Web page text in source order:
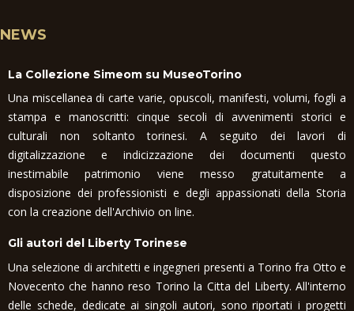
NEWS
La Collezione Simeom su MuseoTorino
Una miscellanea di carte varie, opuscoli, manifesti, volumi, fogli a
stampa e manoscritti: cinque secoli di avvenimenti storici e
culturali non soltanto torinesi. A seguito dei lavori di
digitalizzazione e indicizzazione dei documenti questo
inestimabile patrimonio viene messo gratuitamente a
disposizione dei professionisti e degli appassionati della Storia
con la creazione dell'Archivio on line.
Gli autori del Liberty Torinese
Una selezione di architetti e ingegneri presenti a Torino fra Otto e
Novecento che hanno reso Torino la Citta del Liberty. All'interno
delle schede, dedicate ai singoli autori, sono riportati i progetti